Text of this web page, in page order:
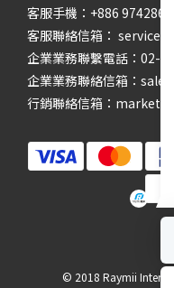
客服手機：+886
客服聯絡信箱：
企業業務聯繫電話：02-
企業業務聯絡信箱：
行銷聯絡信箱：
© 2018 Raymii